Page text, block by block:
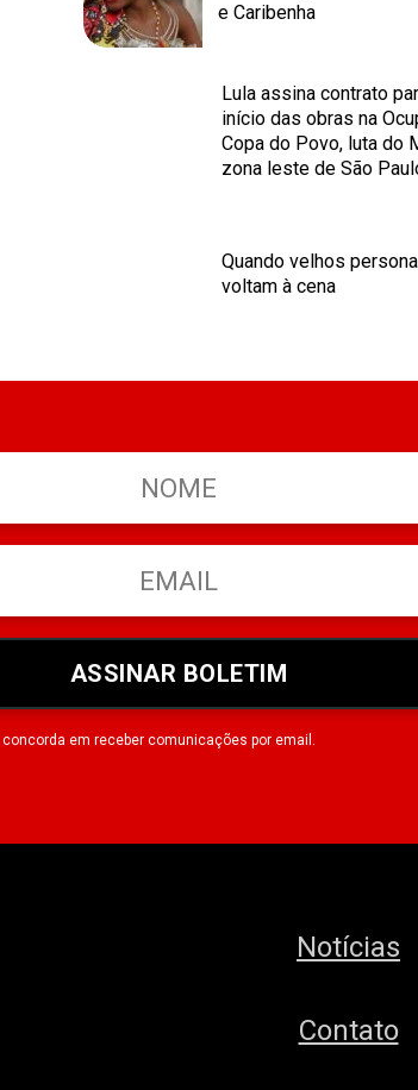
e Caribenha
Lula assina contrato
início das obras na
Copa do Povo, luta do
zona leste de São
Quando velhos
voltam à cena
ASSINAR BOLETIM
em receber comunicações por email.
Notícias
Contato